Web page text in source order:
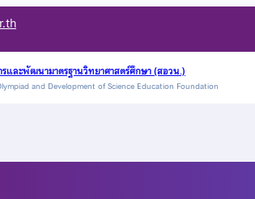
และพัฒนามาตรฐานวิทยาศาสตร์ศึกษา (สอวน.)
and Development of Science Education Foundation